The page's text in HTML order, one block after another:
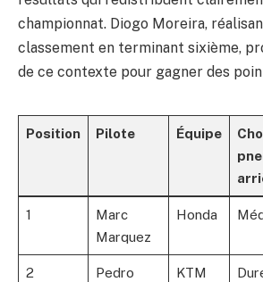
championnat. Diogo Moreira,
classement en terminant sixième,
de ce contexte pour gagner des
Position Pilote Équipe
1
Marc
Marquez
Honda
2
Pedro
KTM